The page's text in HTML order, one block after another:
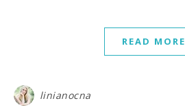
READ MORE
linianocna